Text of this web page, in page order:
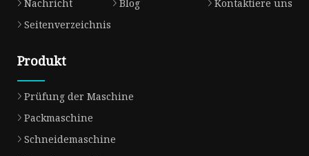
Nachricht
Blog
Kontaktiere uns
Seitenverzeichnis
Produkt
Prüfung der Maschine
Packmaschine
Schneidemaschine